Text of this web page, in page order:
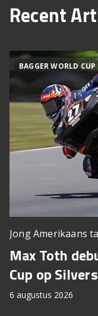
Recent
BAGGER WORLD CUP
Jong Amerikaans
Max Toth
Cup op
6 augustus 2026